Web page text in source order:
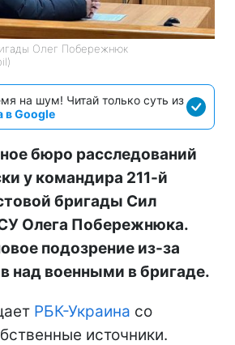
Олег Побережнюк
на шум! Читай только суть из
в Google
бюро расследований
у командира 211-й
бригады Сил
Олега Побережнюка.
подозрение из-за
над военными в бригаде.
РБК-Украина со
источники.